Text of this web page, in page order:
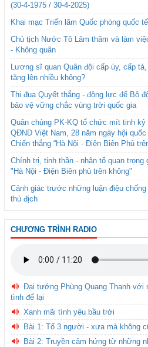
(30-4-1975 / 30-4-2025)
Khai mạc Triển lãm Quốc phòng quốc
Chủ tịch Nước Tô Lâm thăm và làm
- Không quân
Lương sĩ quan Quân đội cấp úy, cấp
tăng lên nhiều không?
Thi đua Quyết thắng - động lực để Bộ
bảo vệ vững chắc vùng trời quốc gia
Quân chủng PK-KQ tổ chức mít tinh kỷ
QĐND Việt Nam, 28 năm ngày hội
Chiến thắng “Hà Nội - Điện Biên Phủ
Chính trị, tinh thần - nhân tố quan trọng
"Hà Nội - Điện Biên phủ trên không"
Cảnh giác trước những luận điệu
thù địch
CHƯƠNG TRÌNH RADIO
Đại tướng Phùng Quang Thanh với
tình để lại
Xanh mãi tình yêu bầu trời
Bài 1: Tổ 3 người - xưa mà không
Bài 2: Truyền cảm hứng từ những